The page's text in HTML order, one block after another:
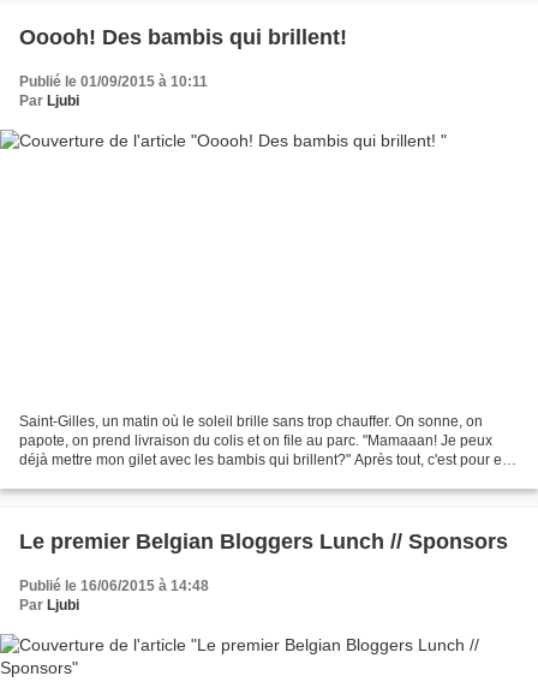
Ooooh! Des bambis qui brillent!
Publié le 01/09/2015 à 10:11
Par Ljubi
Saint-Gilles, un matin où le soleil brille sans trop chauffer. On sonne, on
papote, on prend livraison du colis et on file au parc. "Mamaaan! Je peux
déjà mettre mon gilet avec les bambis qui brillent?" Après tout, c'est pour elle
Le premier Belgian Bloggers Lunch // Sponsors
Publié le 16/06/2015 à 14:48
Par Ljubi